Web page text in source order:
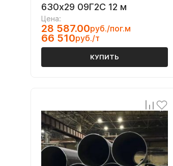
630х29 09Г2С 12 м
Цена:
28 587.00руб./пог.м
66 510руб./т
КУПИТЬ